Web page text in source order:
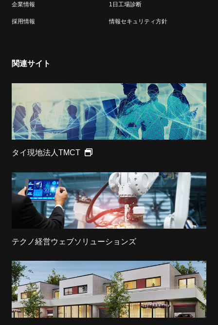
企業情報 1日工場診断
採用情報 情報セキュリティ方針
関連サイト
タイ現地法人TMCT
テクノ経営ウェブソリューションズ